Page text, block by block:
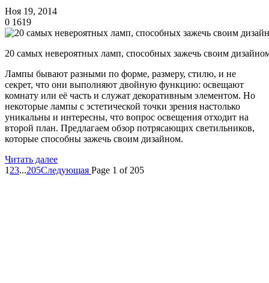
Ноя 19, 2014
0 1619
20 самых невероятных ламп, способных зажечь своим
Лампы бывают разными по форме, размеру, стилю, и не
секрет, что они выполняют двойную функцию: освещают
комнату или её часть и служат декоративным элементом. Но
некоторые лампы с эстетической точки зрения настолько
уникальны и интересны, что вопрос освещения отходит на
второй план. Предлагаем обзор потрясающих светильников,
которые способны зажечь своим дизайном.
Читать далее
1 23...205Следующая Page 1 of 205